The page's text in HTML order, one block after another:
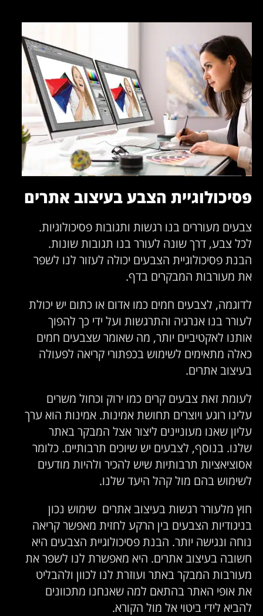
פסיכולוגיית הצבע בעיצוב אתרים
צבעים מעוררים בנו רגשות ותגובות פסיכולוגיות.
לכל צבע, דרך שונה לעורר בנו תגובות שונות.
הבנת פסיכולוגיית הצבעים יכולה לעזור לנו לשפר
את מעורבות המבקרים בדף.
לדוגמה, לצבעים חמים כמו אדום או כתום יש יכולת
לעורר בנו אנרגיה והתרגשות ועל ידי כך להפוך
אותנו לאקטיביים יותר, מה שאומר שצבעים חמים
כאלה מתאימים לשימוש בכפתורי קריאה לפעולה
בעיצוב אתרים.
לעומת זאת צבעים קרים כמו ירוק וכחול משרים
עלינו רוגע ויוצרים תחושת אמינות. אמינות הוא ערך
עליון שאנו מעוניינים ליצור אצל המבקר באתר
שלנו. בנוסף, לצבעים יש שיוכים תרבותיים. כלומר
אסוציאציות תרבותיות שיש להכיר ולהיות מודעים
לשימוש בהם מול קהל היעד שלנו.
חוץ מלעורר רגשות בעיצוב אתרים שימוש נכון
בניגודיות הצבעים בין הרקע לחזית מאפשר קריאה
נוחה ונגישה יותר. הבנת פסיכולוגיית הצבעים היא
חשובה בעיצוב אתרים. היא מאפשרת לנו לשפר את
מעורבות המבקר באתר ועוזרת לנו לכוון ולהבליט
את אופי האתר בהתאם למה שאנחנו מתכוונים
להביא לידי ביטוי אל מול הקורא.